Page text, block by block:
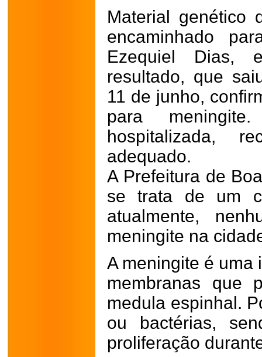
Material genético
encaminhado
Ezequiel Dias,
resultado, que
11 de junho,
para
hospitalizada,
adequado.
A Prefeitura de
se trata de um
atualmente,
meningite na
A meningite é uma
membranas que
medula espinhal.
ou bactérias,
proliferação